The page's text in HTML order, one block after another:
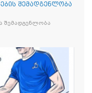
შემადგენლობა
შემადგენლობა